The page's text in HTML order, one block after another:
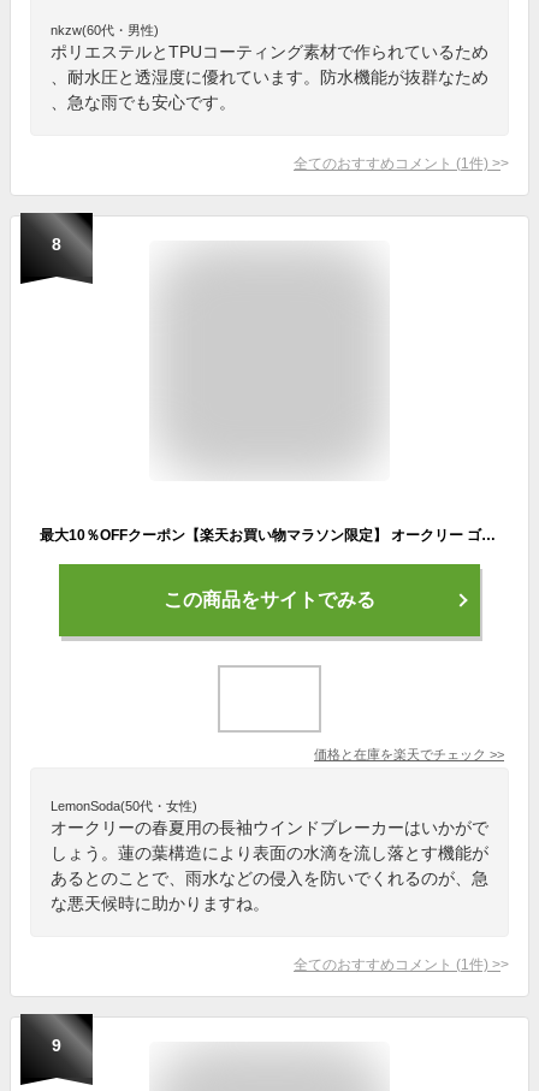
nkzw(60代・男性)
ポリエステルとTPUコーティング素材で作られているため
、耐水圧と透湿度に優れています。防水機能が抜群なため
、急な雨でも安心です。
全てのおすすめコメント (1 件) >
8
最大10％OFFクーポン【楽天お買い物マラソン限定】 オークリー ゴルフウェア 長袖ウインドブレーカー 春 夏 SKULL WATER RESISTANT PULLOVER (FOA403496) 水分侵入防ぐストレッチジャケット メンズ OAKLEY
この商品をサイトでみる
価格と在庫を楽天でチェック >>
LemonSoda(50代・女性)
オークリーの春夏用の長袖ウインドブレーカーはいかがで
しょう。蓮の葉構造により表面の水滴を流し落とす機能が
あるとのことで、雨水などの侵入を防いでくれるのが、急
な悪天候時に助かりますね。
全てのおすすめコメント (1 件) >
9